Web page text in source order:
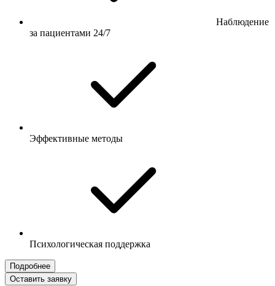
Наблюдение
за пациентами 24/7
Эффективные методы
Психологическая поддержка
Подробнее
Оставить заявку